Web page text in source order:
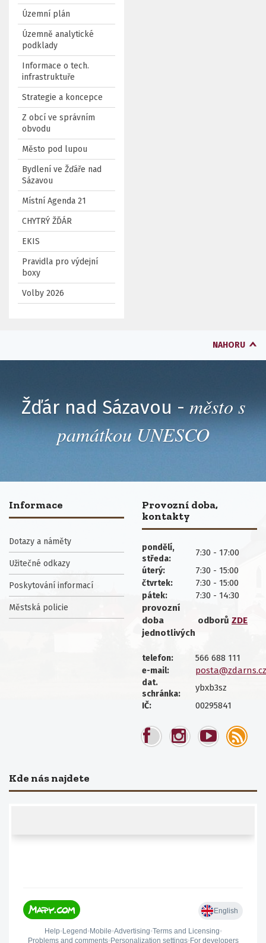
Územní plán
Územně analytické
podklady
Informace o tech.
infrastruktuře
Strategie a koncepce
Z obcí ve správním
obvodu
Město pod lupou
Bydlení ve Žďáře nad
Sázavou
Místní Agenda 21
CHYTRÝ ŽĎÁR
EKIS
Pravidla pro výdejní
boxy
Volby 2026
NAHORU
Žďár nad Sázavou - město s
památkou UNESCO
Informace
Dotazy a náměty
Užitečné odkazy
Poskytování informací
Městská policie
Provozní doba,
kontakty
pondělí,
středa:
7:30 - 17:00
úterý: 7:30 - 15:00
čtvrtek: 7:30 - 15:00
pátek:
7:30 - 14:30
provozní
doba
jednotlivých
odborů ZDE
telefon: 566 688 111
e-mail: posta@zdarns.cz
dat.
schránka:
ybxb3sz
IČ: 00295841
Kde nás najdete